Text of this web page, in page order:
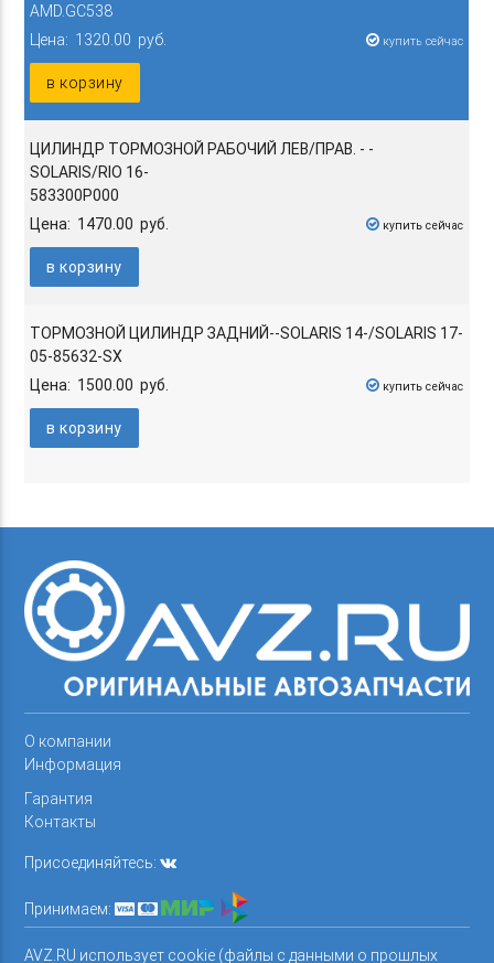
AMD.GC538
Цена: 1320.00 руб.
купить сейчас
в корзину
ЦИЛИНДР ТОРМОЗНОЙ РАБОЧИЙ ЛЕВ/ПРАВ. - -
SOLARIS/RIO 16-
583300P000
Цена: 1470.00 руб.
купить сейчас
в корзину
ТОРМОЗНОЙ ЦИЛИНДР ЗАДНИЙ--SOLARIS 14-/SOLARIS 17-
05-85632-SX
Цена: 1500.00 руб.
купить сейчас
в корзину
О компании
Информация
Гарантия
Контакты
Присоединяйтесь:
Принимаем:
AVZ.RU использует cookie (файлы с данными о прошлых